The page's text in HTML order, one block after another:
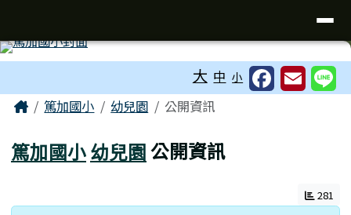
大 中 小
主內容區域
Home篤加國小 幼兒園 公開資訊
篤加國小幼兒園公開資訊
281
頁尾區域